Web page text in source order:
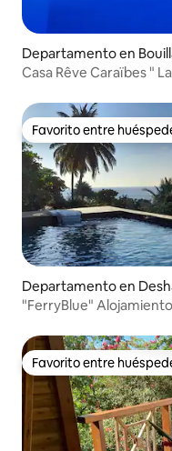
Departamento en
Casa Rêve Caraïbes "
Favorito entre
Favorito entre
Departamento en
"FerryBlue"
Favorito entre
Favorito entre